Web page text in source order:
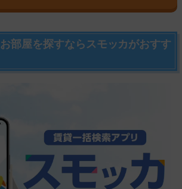
部屋を探すならスモッカがおすす